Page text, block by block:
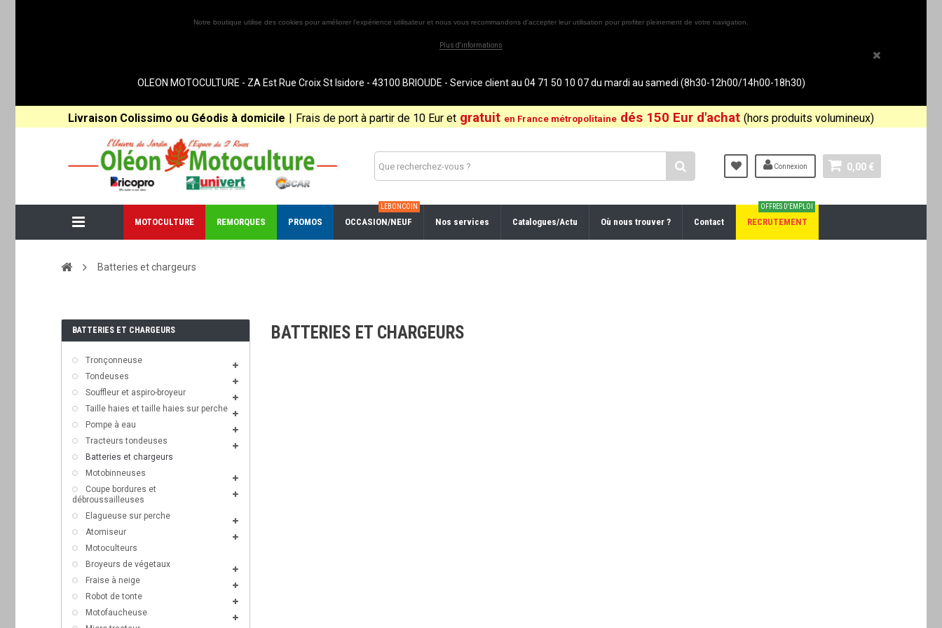
Notre boutique utilise des cookies pour améliorer l'expérience utilisateur et nous vous recommandons d'accepter leur utilisation pour profiter pleinement de votre navigation.
Plus d'informations
OLEON MOTOCULTURE - ZA Est Rue Croix St Isidore - 43100 BRIOUDE - Service client au 04 71 50 10 07 du mardi au samedi (8h30-12h00/14h00-18h30)
Livraison Colissimo ou Géodis à domicile | Frais de port à partir de 10 Eur et gratuit en France métropolitaine dés 150 Eur d'achat (hors produits volumineux)
0,00 €
Connexion
MOTOCULTURE REMORQUES PROMOS OCCASION/NEUF
LEBONCOIN
Nos services Catalogues/Actu Où nous trouver ? Contact RECRUTEMENT
OFFRES D'EMPLOI
Batteries et chargeurs
BATTERIES ET CHARGEURS
Tronçonneuse
Tondeuses
Souffleur et aspiro-broyeur
Taille haies et taille haies sur perche
Pompe à eau
Tracteurs tondeuses
Batteries et chargeurs
Motobinneuses
Coupe bordures et
débroussailleuses
Elagueuse sur perche
Atomiseur
Motoculteurs
Broyeurs de végetaux
Fraise à neige
Robot de tonte
Motofaucheuse
BATTERIES ET CHARGEURS